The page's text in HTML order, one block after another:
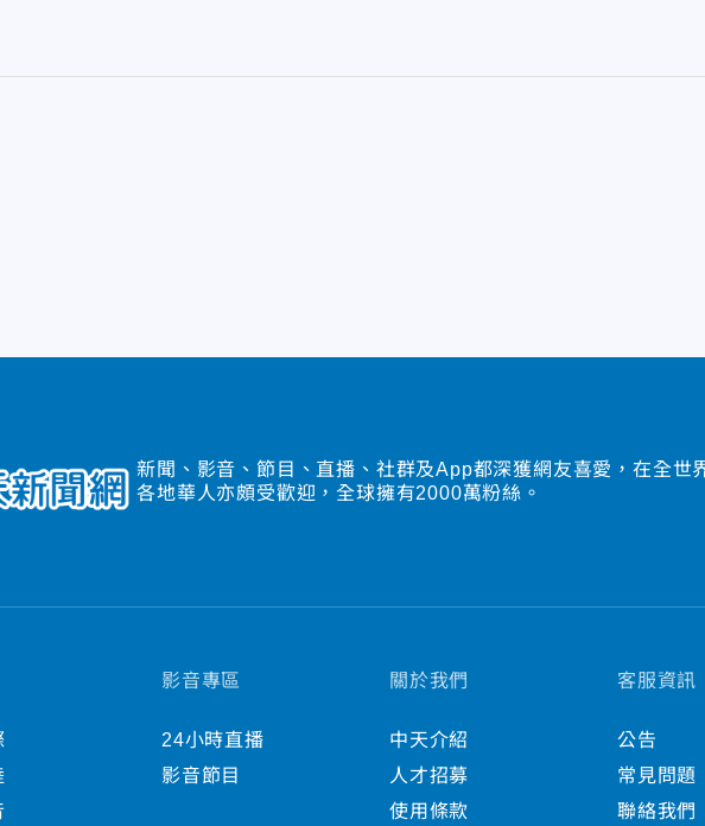
新聞、影音、節目、直播、社群及App都深獲網友喜愛，在全世
各地華人亦頗受歡迎，全球擁有2000萬粉絲。
影音專區
24小時直播
影音節目
關於我們
中天介紹
人才招募
使用條款
客服資訊
公告
常見問題
聯絡我們